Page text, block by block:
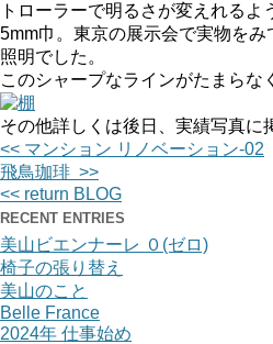
トローラーで明るさが変えれる
5mm巾。東京の展示会で実物を
照明でした。
このシャープなラインがたま
その他詳しくは後日、実績写真に
<< マンション リノベーション-02
飛鳥珈琲 >>
<< return BLOG
RECENT ENTRIES
美山ビエンナーレ ０(ゼロ)
椅子の張り替え
美山のこと
Belle France
2024年 仕事始め